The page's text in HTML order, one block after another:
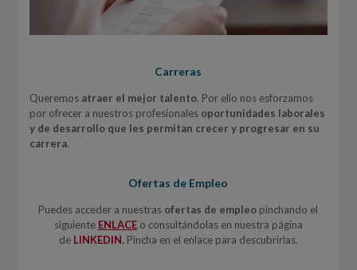
Carreras
Queremos atraer el mejor talento. Por ello nos esforzamos
por ofrecer a nuestros profesionalesoportunidades laborales
y de desarrollo que les permitan crecer y progresar en su
carrera.
Ofertas de Empleo
Puedes acceder a nuestras ofertas de empleo pinchando el
siguiente ENLACEo consultándolas en nuestra página
de LINKEDIN.Pincha en el enlace para descubrirlas.